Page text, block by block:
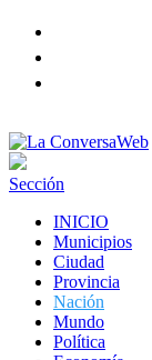
Sección
INICIO
Municipios
Ciudad
Provincia
Nación
Mundo
Política